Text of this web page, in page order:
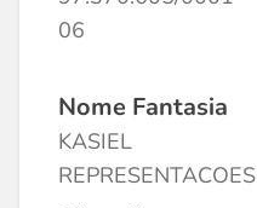
06
Nome Fantasia
KASIEL
REPRESENTACOES